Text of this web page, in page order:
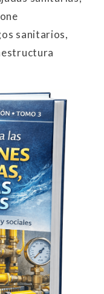
sanitarios,